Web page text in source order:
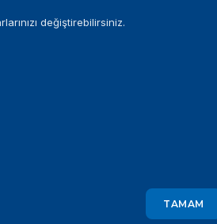
değiştirebilirsiniz.
TAMAM